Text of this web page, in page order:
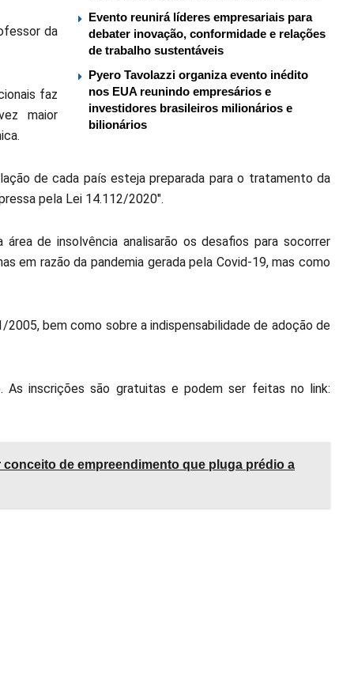
Evento reunirá líderes empresariais para
debater inovação, conformidade e relações
de trabalho sustentáveis
Pyero Tavolazzi organiza evento inédito
nos EUA reunindo empresários e
investidores brasileiros milionários e
bilionários
da
faz
maior
de cada país esteja preparada para o tratamento da
pela Lei 14.112/2020″.
de insolvência analisarão os desafios para socorrer
em razão da pandemia gerada pela Covid-19, mas como
bem como sobre a indispensabilidade de adoção de
inscrições são gratuitas e podem ser feitas no link:
de empreendimento que pluga prédio a